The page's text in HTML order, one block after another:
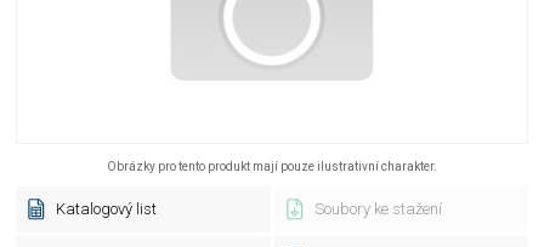
Obrázky pro tento produkt mají pouze ilustrativní charakter.
Katalogový list Soubory ke stažení